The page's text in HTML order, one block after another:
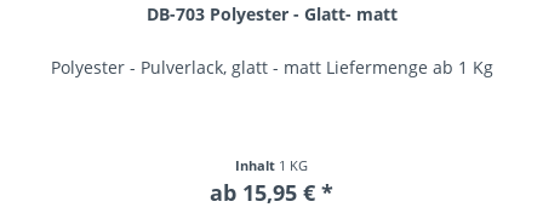
DB-703 Polyester - Glatt- matt
Polyester - Pulverlack, glatt - matt Liefermenge ab 1 Kg
Inhalt 1 KG
ab 15,95 € *